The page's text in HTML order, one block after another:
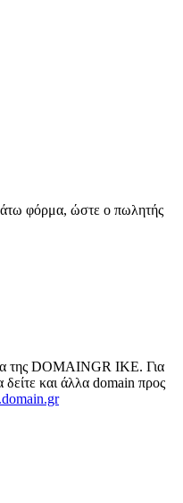
φόρμα, ώστε ο πωλητής
της DOMAINGR ΙΚΕ. Για
δείτε και άλλα domain προς